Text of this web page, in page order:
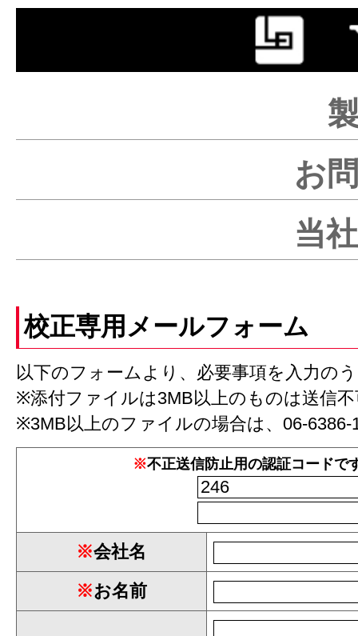
お
当
校正専用メールフォーム
以下のフォームより、必要事項を入力の
※添付ファイルは3MB以上のものは送信
※3MB以上のファイルの場合は、 06-6386-
※不正送信防止用の認証コードで
※会社名
※お名前